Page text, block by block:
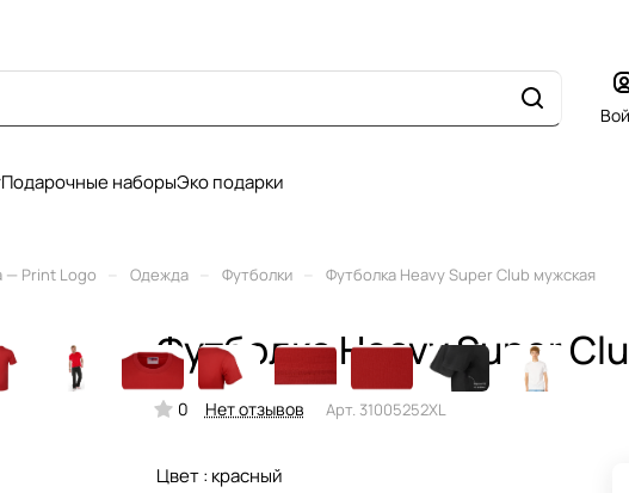
Подарочные наборыЭко подарки
— Print Logo Одежда Футболки Футболка Heavy Super Club мужская
Футболка Heavy Super
0 Нет отзывов Арт. 31005252XL
Цвет : красный